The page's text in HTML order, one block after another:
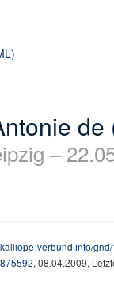
–
verbund.info/
, 08.04.2009,